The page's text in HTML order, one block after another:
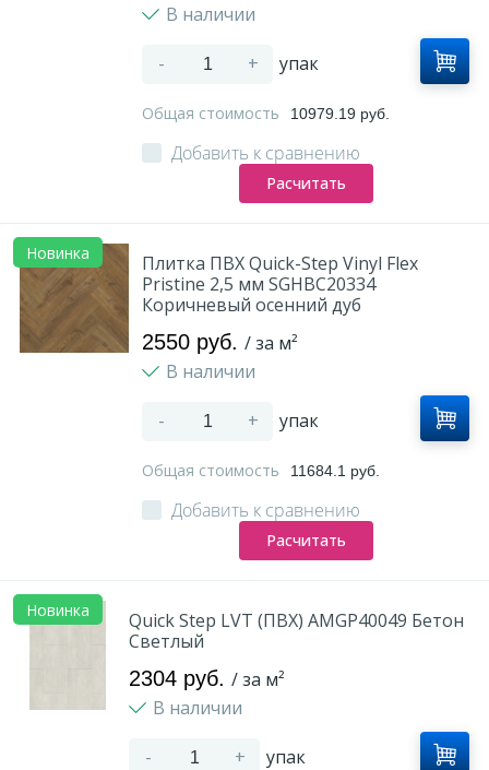
В наличии
- + упак
Общая стоимость 10979.19 руб.
Добавить к сравнению
Расчитать
Новинка
Плитка ПВХ Quick-Step Vinyl Flex
Pristine 2,5 мм SGHBC20334
Коричневый осенний дуб
2550 руб. / за м²
В наличии
- + упак
Общая стоимость 11684.1 руб.
Добавить к сравнению
Расчитать
Новинка
Quick Step LVT (ПВХ) AMGP40049 Бетон
Светлый
2304 руб. / за м²
В наличии
- + упак